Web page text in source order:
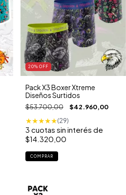
20% OFF
Pack X3 Boxer Xtreme
Diseños Surtidos
$53.700,00 $42.960,00
★★★★★(29)
3 cuotas sin interés de
$14.320,00
COMPRAR